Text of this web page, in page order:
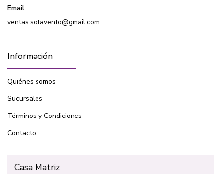
Email
ventas.sotavento@gmail.com
Información
Quiénes somos
Sucursales
Términos y Condiciones
Contacto
Casa Matriz